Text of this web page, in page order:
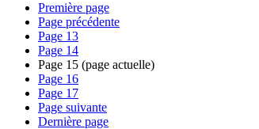
Première page
Page précédente
Page 13
Page 14
Page 15 (page actuelle)
Page 16
Page 17
Page suivante
Dernière page